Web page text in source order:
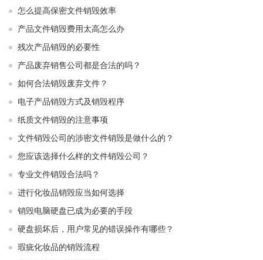
怎么提高保密文件销毁效率
产品文件销毁费用太高怎么办
残次产品销毁的必要性
产品废弃销售公司都是合法的吗？
如何合法销毁废弃文件？
电子产品销毁方式及销毁程序
纸质文件销毁的注意事项
文件销毁公司的涉密文件销毁是做什么的？
您应该选择什么样的文件销毁公司？
专业文件销毁合法吗？
进行化妆品销毁应当如何选择
销毁电脑硬盘已成为必要的手段
硬盘损坏后，用户常见的错误操作有哪些？
瑕疵化妆品的销毁流程